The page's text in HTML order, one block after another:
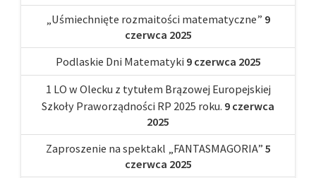
„Uśmiechnięte rozmaitości matematyczne” 9
czerwca 2025
Podlaskie Dni Matematyki 9 czerwca 2025
1 LO w Olecku z tytułem Brązowej Europejskiej
Szkoły Praworządności RP 2025 roku. 9 czerwca
2025
Zaproszenie na spektakl „FANTASMAGORIA” 5
czerwca 2025